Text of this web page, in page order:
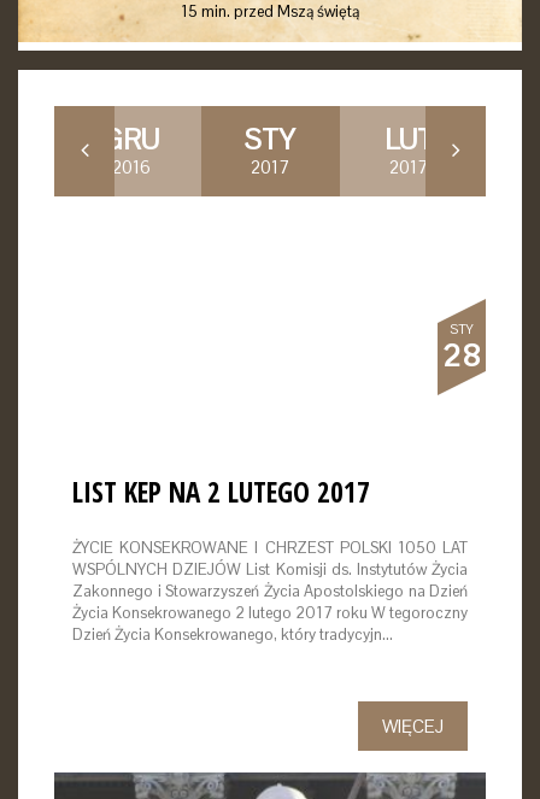
15 min. przed Mszą świętą
GRU
2016
STY
2017
LUT
2017
STY
28
LIST KEP NA 2 LUTEGO 2017
ŻYCIE KONSEKROWANE I CHRZEST POLSKI 1050 LAT
WSPÓLNYCH DZIEJÓW List Komisji ds. Instytutów Życia
Zakonnego i Stowarzyszeń Życia Apostolskiego na Dzień
Życia Konsekrowanego 2 lutego 2017 roku W tegoroczny
Dzień Życia Konsekrowanego, który tradycyjn…
WIĘCEJ